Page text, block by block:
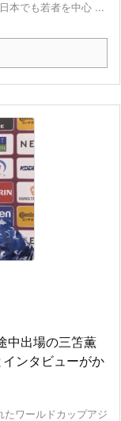
本でも若者を中心 ...
中出場の三笘薫
ンタビューがか
ワールドカップアジ